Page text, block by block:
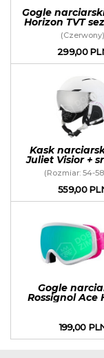
Gogle
Horizon TVT
(Czerwony)
299,00
Kask
Juliet Visior +
żółte
(Rozmiar: 54-
559,00
Gogle
Rossignol Ace
199,00